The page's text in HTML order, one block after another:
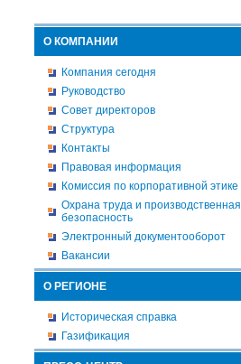
О КОМПАНИИ
Компания сегодня
Руководство
Совет директоров
Структура
Контакты
Правовая информация
Комиссия по корпоративной этике
Охрана труда и производственная
безопасность
Электронный документооборот
Вакансии
О РЕГИОНЕ
Историческая справка
Газификация